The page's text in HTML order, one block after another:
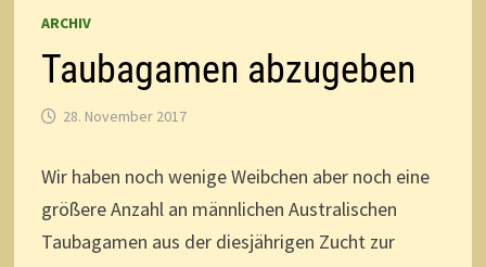
ARCHIV
Taubagamen abzugeben
28. November 2017
Wir haben noch wenige Weibchen aber noch eine
größere Anzahl an männlichen Australischen
Taubagamen aus der diesjährigen Zucht zur